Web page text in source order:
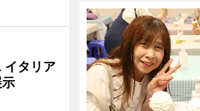
イタリア